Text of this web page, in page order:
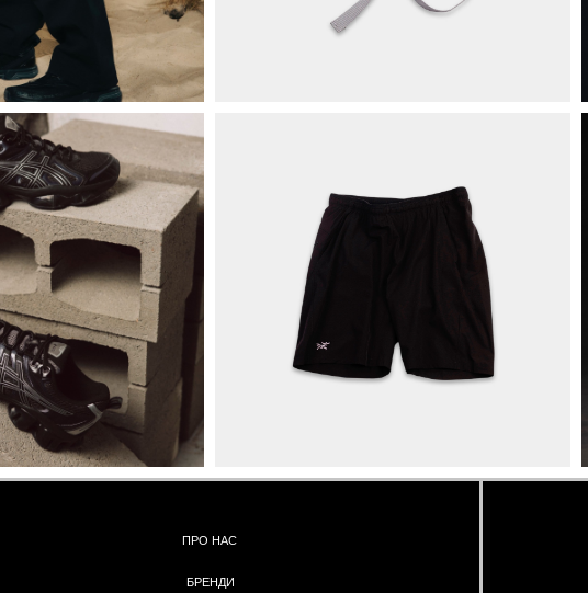
ПРО НАС
БРЕНДИ
КОНТАКТИ
ОБМІН ТА
ПОВЕРНЕННЯ
ОПЛАТА ТА ДОСТАВКА
ПОЛІТИКА КОНФІДЕНЦІЙНОСТІ